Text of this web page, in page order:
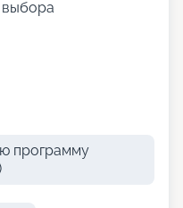
выбора
программу